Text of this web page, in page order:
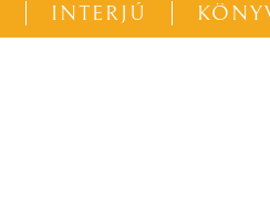
INTERJÚ